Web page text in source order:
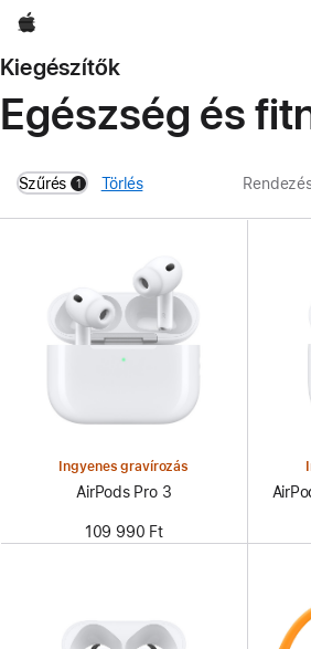
Apple
Kiegészítők
Egészség és
Szűrés 1
filters active
Törlés
Ingyenes gravírozás
AirPods Pro 3
109 990 Ft